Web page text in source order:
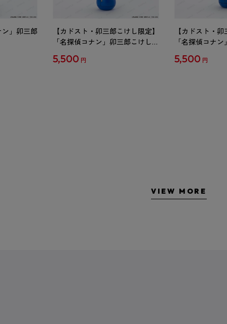
」卯三郎
【カドスト・卯三郎こけし限定】
「名探偵コナン」卯三郎こけし
5,500 円
【カドスト・
「名探偵コナ
5,500 円
VIEW MORE